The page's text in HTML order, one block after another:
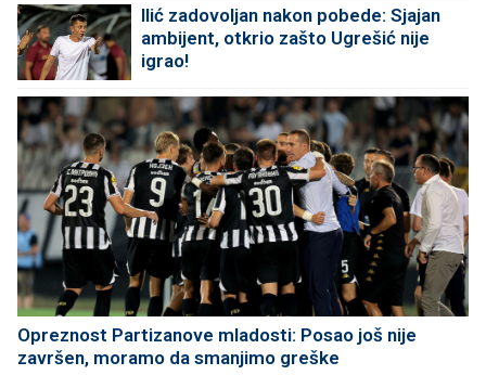
Ilić zadovoljan nakon pobede: Sjajan
ambijent, otkrio zašto Ugrešić nije
igrao!
Opreznost Partizanove mladosti: Posao još nije
završen, moramo da smanjimo greške